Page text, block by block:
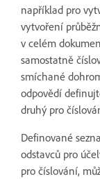
například pro
vytvoření
v celém
samostatně
smíchané
odpovědí
druhý pro
Definované
odstavců pro
pro číslování,